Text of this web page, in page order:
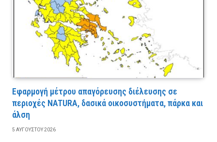
Εφαρμογή μέτρου απαγόρευσης διέλευσης σε
περιοχές NATURA, δασικά οικοσυστήματα, πάρκα και
άλση
5 ΑΥΓΟΎΣΤΟΥ 2026